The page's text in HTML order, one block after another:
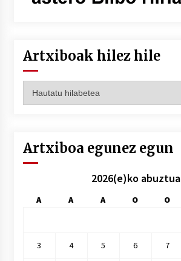
Artxiboak hilez hile
hilez
Artxiboa egunez egun
2026(e)ko abuztua
A A A O O
3 4 5 6 7